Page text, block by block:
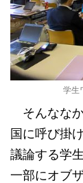
学生
そんなな
国に呼び掛
議論する学
一部にオブ